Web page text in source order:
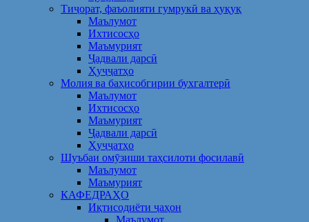
Тиҷорат, фаъолияти гумрукӣ ва ҳуқуқ
Маълумот
Ихтисосҳо
Маъмурият
Ҷадвали дарсӣ
Ҳуҷҷатҳо
Молия ва баҳисобгирии бухгалтерӣ
Маълумот
Ихтисосҳо
Маъмурият
Ҷадвали дарсӣ
Ҳуҷҷатҳо
Шуъбаи омӯзиши таҳсилоти фосилавӣ
Маълумот
Маъмурият
КАФЕДРАҲО
Иқтисодиёти ҷаҳон
Маълумот